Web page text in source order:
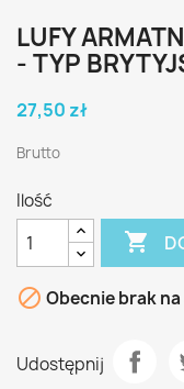
LUFY
- TYP
27,50 zł
Brutto
Ilość

 Obecnie brak
Udostępnij